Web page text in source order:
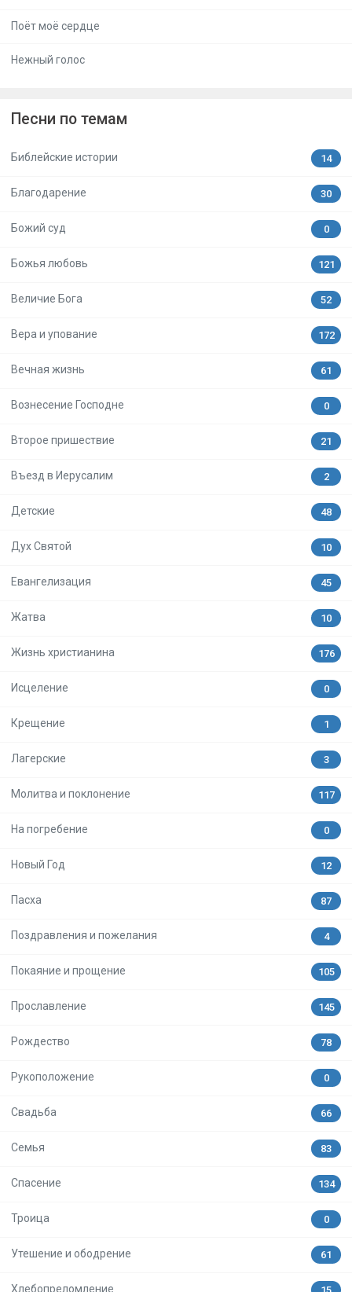
Поёт моё сердце
Нежный голос
Песни по темам
Библейские истории 14
Благодарение 30
Божий суд 0
Божья любовь 121
Величие Бога 52
Вера и упование 172
Вечная жизнь 61
Вознесение Господне 0
Второе пришествие 21
Въезд в Иерусалим 2
Детские 48
Дух Святой 10
Евангелизация 45
Жатва 10
Жизнь христианина 176
Исцеление 0
Крещение 1
Лагерские 3
Молитва и поклонение 117
На погребение 0
Новый Год 12
Пасха 87
Поздравления и пожелания 4
Покаяние и прощение 105
Прославление 145
Рождество 78
Рукоположение 0
Свадьба 66
Семья 83
Спасение 134
Троица 0
Утешение и ободрение 61
Хлебопреломление